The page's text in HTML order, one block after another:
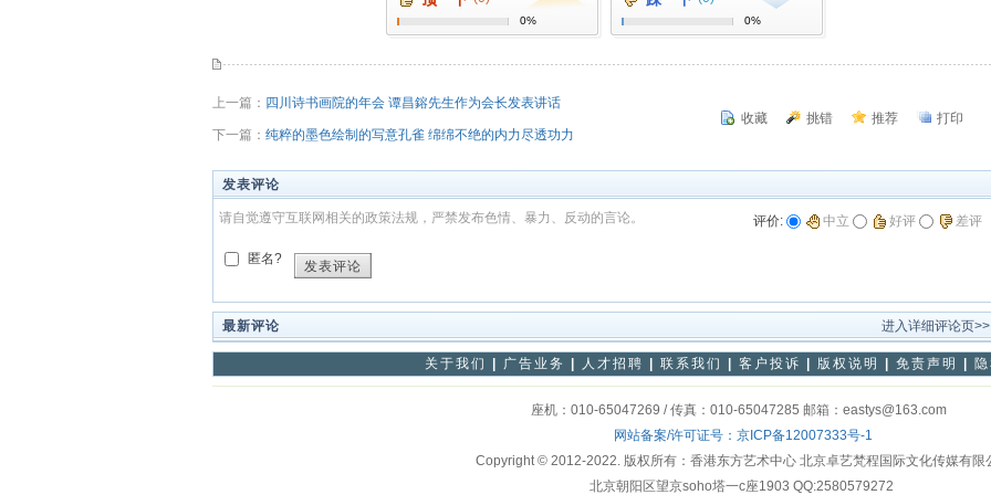
0% 0%
上一篇： 四川诗书画院的年会 谭昌鎔先生作为会长发表讲话
下一篇： 纯粹的墨色绘制的写意孔雀 绵绵不绝的内力尽透功力
收藏 挑错 推荐 打印
发表评论
请自觉遵守互联网相关的政策法规，严禁发布色情、暴力、反动的言论。 评价: 中立 好评 差评
匿名?
发表评论
最新评论 进入详细评论页>>
关于我们 广告业务 人才招聘 联系我们 客户投诉 版权说明 免责声明
座机：010-65047269 / 传真：010-65047285 邮箱：eastys@163.com
网站备案/许可证号： 京ICP备12007333号-1
Copyright © 2012-2022. 版权所有：香港东方艺术中心 北京卓艺梵程国际文化传媒有限
北京朝阳区望京soho塔一c座1903 QQ:2580579272